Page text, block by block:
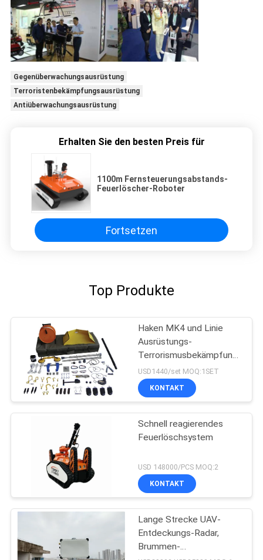
Gegenüberwachungsausrüstung
Terroristenbekämpfungsausrüstung
Antiüberwachungsausrüstung
Erhalten Sie den besten Preis für
1100m Fernsteuerungsabstands-
Feuerlöscher-Roboter
Fortsetzen
Top Produkte
Haken MK4 und Linie
Ausrüstungs-
Terrorismusbekämpfungs-
Ausrüstung für Griff-
Verdächtig-Sprengstoff
USD1440/set MOQ:1SET
KONTAKT
Schnell reagierendes
Feuerlöschsystem
USD 148000/PCS MOQ:2
KONTAKT
Lange Strecke UAV-
Entdeckungs-Radar,
Brummen-